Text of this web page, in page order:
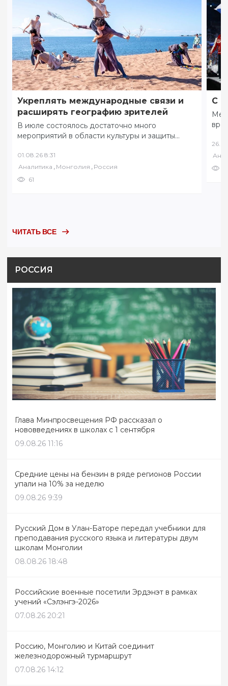
Укреплять международные связи и
расширять географию зрителей
В июле состоялось достаточно много
мероприятий в области культуры и защиты
уголках Забайкалья…
01.08.26 8:31
Аналитика , Монголия , Россия
61
С
ЧИТАТЬ ВСЕ
РОССИЯ
Глава Минпросвещения РФ рассказал о
нововведениях в школах с 1 сентября
09.08.26 11:16
Средние цены на бензин в ряде регионов России
упали на 10% за неделю
09.08.26 9:39
Русский Дом в Улан-Баторе передал учебники для
преподавания русского языка и литературы двум
школам Монголии
08.08.26 18:48
Российские военные посетили Эрдэнэт в рамках
учений «Сэлэнгэ-2026»
07.08.26 20:21
Россию, Монголию и Китай соединит
железнодорожный турмаршрут
07.08.26 14:12